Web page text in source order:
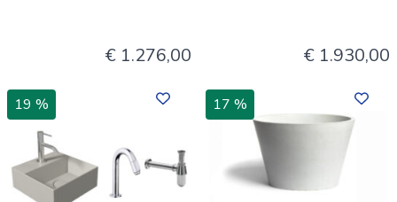
€ 1.276,00 € 1.930,00
19 % 17 %